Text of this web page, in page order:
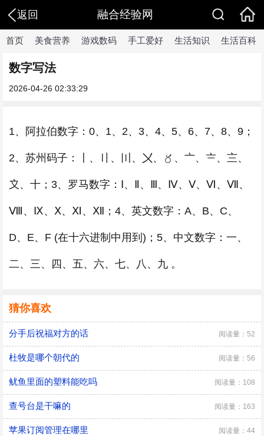
返回 融合经验网
首页 美食营养 游戏数码 手工爱好 生活知识 生活百科
数字写法
2026-04-26 02:33:29
1、阿拉伯数字：0、1、2、3、4、5、6、7、8、9；
2、苏州码子：〡、〢、〣、〤、〥、〦、〧、〨、
〩、十；3、罗马数字：Ⅰ、Ⅱ、Ⅲ、Ⅳ、Ⅴ、Ⅵ、Ⅶ、
Ⅷ、Ⅸ、Ⅹ、Ⅺ、Ⅻ；4、英文数字：A、B、C、
D、E、F (在十六进制中用到)；5、中文数字：一、
二、三、四、五、六、七、八、九 。
猜你喜欢
分手后祝福对方的话 阅读量：52
杜牧是哪个朝代的 阅读量：56
鱿鱼里面的塑料能吃吗 阅读量：108
查号台是干嘛的 阅读量：163
苹果订阅管理在哪里 阅读量：44